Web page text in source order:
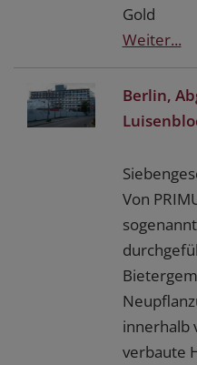
Gold
Weiter...
Berlin,
Von
innerhalb
verbaute